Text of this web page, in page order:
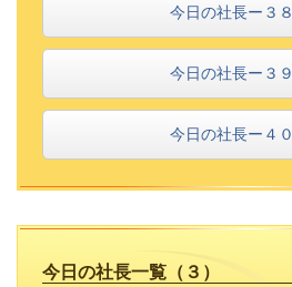
今日の社長ー３８
今日の社長ー３９
今日の社長ー４０
今日の社長一覧（３）